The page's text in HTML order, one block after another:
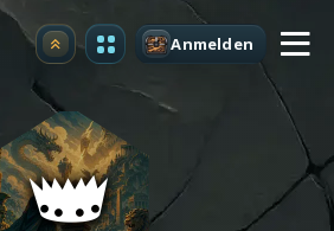
Upgrade Anmelden